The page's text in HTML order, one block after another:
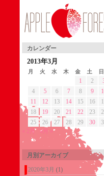
カレンダー
2013年3月
月 火 水 木 金 土 日
1 2
4
5 6 7 8 9
11
12 13 14 15 16
18
19 20 21 22 23
25
26 27 28 29 30
« 2月
4月 »
月別アーカイブ
2020年3月 (1)